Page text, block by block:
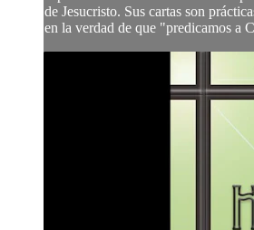
de Jesucristo. Sus cartas son
en la verdad de que "predicamos a